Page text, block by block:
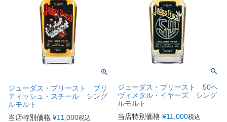
ジューダス・プリースト ブリ
ティッシュ・スチール シング
ルモルト
当店特別価格 ¥11,000税込
ジューダス・プリースト 50ヘ
ヴィメタル・イヤーズ シング
ルモルト
当店特別価格 ¥11,000税込